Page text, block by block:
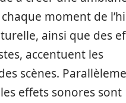
moment de
ainsi que des
accentuent les
scènes.
effets sonores sont